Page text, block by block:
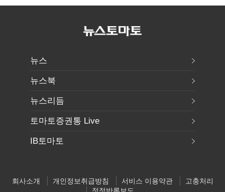
"선 넘었다" 격앙
공급도 논의"
사과 "무거운
뉴스
뉴스북
뉴스리듬
토마토증권통 Live
IB토마토
회사소개 개인정보취급방침 서비스 이용약관
고충처리